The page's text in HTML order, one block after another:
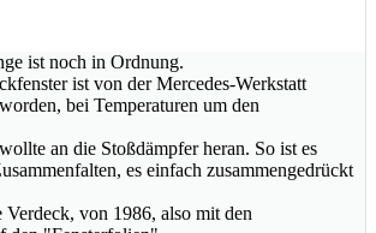
ist noch in Ordnung.
ist von der Mercedes-Werkstatt
bei Temperaturen um den
an die Stoßdämpfer heran. So ist es
es einfach zusammengedrückt
Verdeck, von 1986, also mit den